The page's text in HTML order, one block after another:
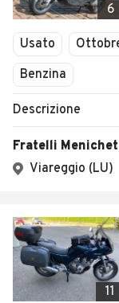
6
Usato
Benzina
Descrizione
Fratelli
Viareggio (LU)
11